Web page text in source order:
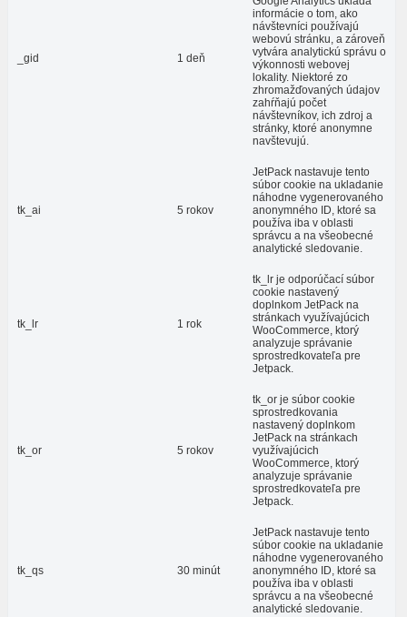
_gid 1 deň
informácie o tom, ako
návštevníci používajú
webovú stránku, a zároveň
vytvára analytickú správu o
výkonnosti webovej
lokality. Niektoré zo
zhromažďovaných údajov
zahŕňajú počet
návštevníkov, ich zdroj a
stránky, ktoré anonymne
navštevujú.
tk_ai 5 rokov
JetPack nastavuje tento
súbor cookie na ukladanie
náhodne vygenerovaného
anonymného ID, ktoré sa
používa iba v oblasti
správcu a na všeobecné
analytické sledovanie.
tk_lr 1 rok
tk_lr je odporúčací súbor
cookie nastavený
doplnkom JetPack na
stránkach využívajúcich
WooCommerce, ktorý
analyzuje správanie
sprostredkovateľa pre
Jetpack.
tk_or 5 rokov
tk_or je súbor cookie
sprostredkovania
nastavený doplnkom
JetPack na stránkach
využívajúcich
WooCommerce, ktorý
analyzuje správanie
sprostredkovateľa pre
Jetpack.
tk_qs 30 minút
JetPack nastavuje tento
súbor cookie na ukladanie
náhodne vygenerovaného
anonymného ID, ktoré sa
používa iba v oblasti
správcu a na všeobecné
analytické sledovanie.